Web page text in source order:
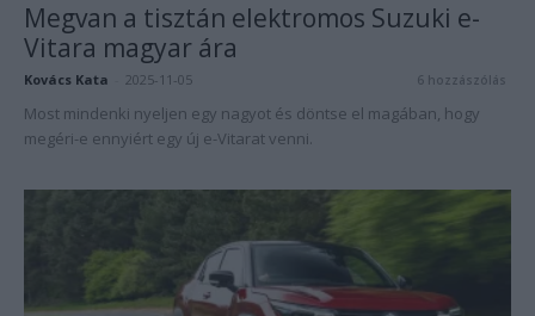
Megvan a tisztán elektromos Suzuki e-
Vitara magyar ára
Kovács Kata 2025-11-05 6 hozzászólás
Most mindenki nyeljen egy nagyot és döntse el magában, hogy
megéri-e ennyiért egy új e-Vitarat venni.